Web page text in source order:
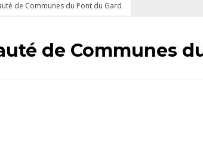
de Communes du Pont du Gard
de Communes